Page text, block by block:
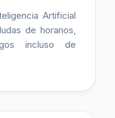
Artificial
de horarios,
incluso de